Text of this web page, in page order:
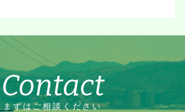
Contact
まずはご相談ください